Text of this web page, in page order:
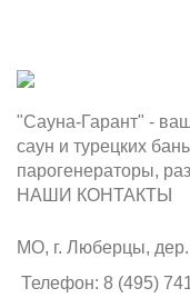
"Сауна-Гарант" -
саун и турецких
парогенераторы,
НАШИ КОНТАКТЫ
МО, г. Люберцы,
Телефон: 8 (495)